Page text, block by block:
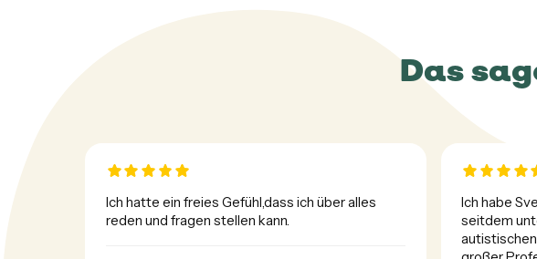
Das
Ich hatte ein freies Gefühl,dass ich über alles
reden und fragen stellen kann.
Ich habe
seitdem